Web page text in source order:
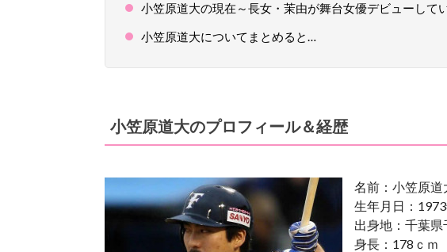
小笠原道大の現在～長女・茉由が舞台女優デビューして
小笠原道大についてまとめると…
小笠原道大のプロフィール＆経歴
名前：小笠原道
生年月日：
出身地：千葉
身長：178ｃｍ